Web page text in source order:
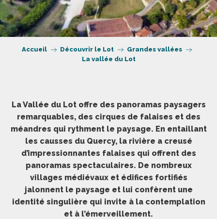
Accueil Découvrir le Lot
Grandes vallées
La vallée du Lot
La Vallée du Lot offre des panoramas paysagers
remarquables, des cirques de falaises et des
méandres qui rythment le paysage. En entaillant
les causses du Quercy, la rivière a creusé
d’impressionnantes falaises qui offrent des
panoramas spectaculaires. De nombreux
villages médiévaux et édifices fortifiés
jalonnent le paysage et lui confèrent une
identité singulière qui invite à la contemplation
et à l’émerveillement.